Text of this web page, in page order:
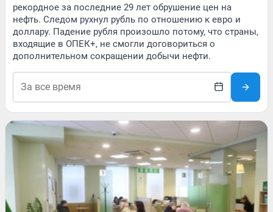
рекордное за последние 29 лет обрушение цен на
нефть. Следом рухнул рубль по отношению к евро и
доллару. Падение рубля произошло потому, что страны,
входящие в ОПЕК+, не смогли договориться о
дополнительном сокращении добычи нефти.